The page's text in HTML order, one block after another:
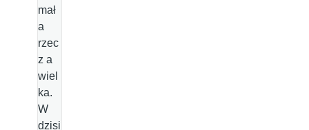
mał
a
rzec
z a
wiel
ka.
W
dzisi